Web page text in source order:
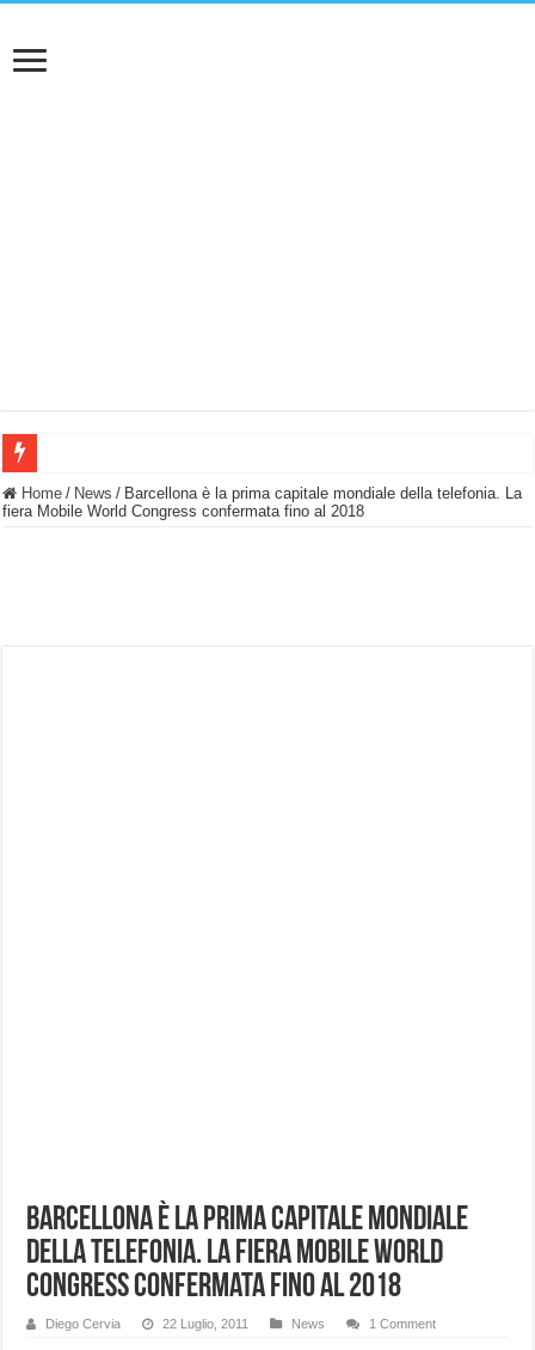
BASTA FATICARE! Questo robot tagliaerba lo appoggi e fa tutto lui! (Senza
Home / News / Barcellona è la prima capitale mondiale della telefonia. La
fiera Mobile World Congress confermata fino al 2018
Barcellona è la prima capitale mondiale
della telefonia. La fiera Mobile World
Congress confermata fino al 2018
Diego Cervia 22 Luglio, 2011 News 1 Comment